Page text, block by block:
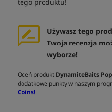
tego produktu!
Używasz tego
Twoja recenzja
wyborze!
Oceń produkt DynamiteBaits
dodatkowe punkty w naszym
Coins!